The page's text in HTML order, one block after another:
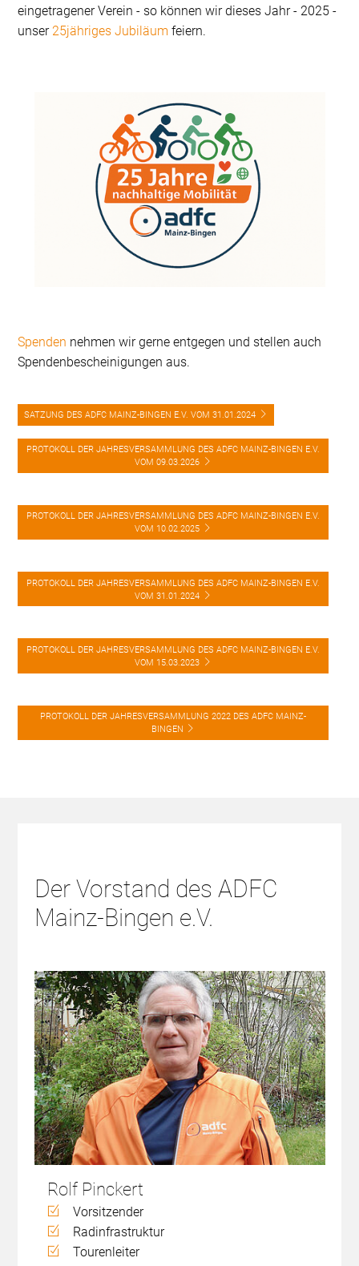
eingetragener Verein - so können wir dieses Jahr - 2025 -
unser 25jähriges Jubiläum feiern.
Spenden nehmen wir gerne entgegen und stellen auch
Spendenbescheinigungen aus.
SATZUNG DES ADFC MAINZ-BINGEN E.V. VOM 31.01.2024
PROTOKOLL DER JAHRESVERSAMMLUNG DES ADFC MAINZ-BINGEN E.V.
VOM 09.03.2026
PROTOKOLL DER JAHRESVERSAMMLUNG DES ADFC MAINZ-BINGEN E.V.
VOM 10.02.2025
PROTOKOLL DER JAHRESVERSAMMLUNG DES ADFC MAINZ-BINGEN E.V.
VOM 31.01.2024
PROTOKOLL DER JAHRESVERSAMMLUNG DES ADFC MAINZ-BINGEN E.V.
VOM 15.03.2023
PROTOKOLL DER JAHRESVERSAMMLUNG 2022 DES ADFC MAINZ-
BINGEN
Der Vorstand des ADFC
Mainz-Bingen e.V.
Rolf Pinckert
Vorsitzender
Radinfrastruktur
Tourenleiter